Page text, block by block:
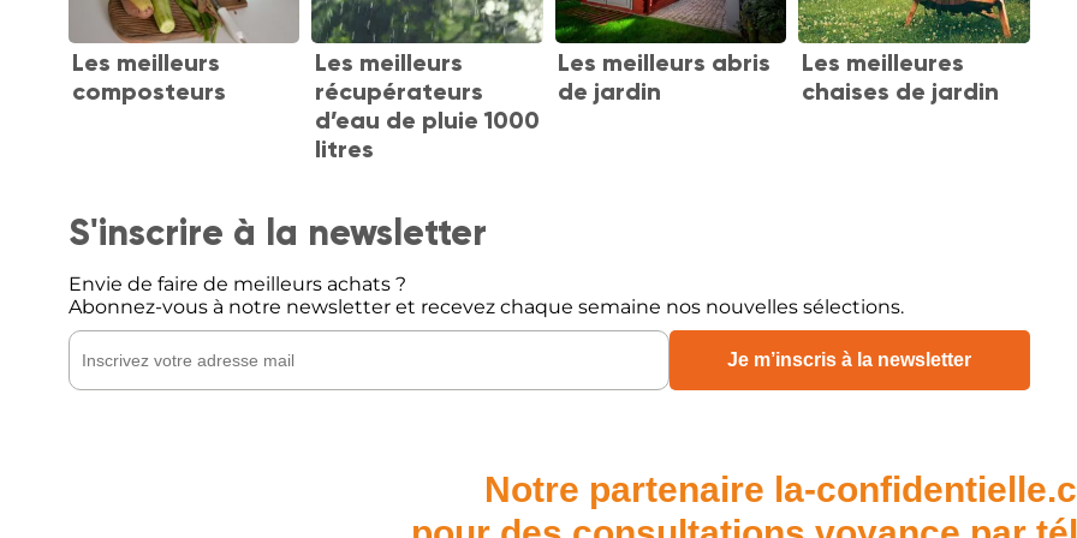
Les meilleurs
composteurs
Les meilleurs
récupérateurs
d’eau de pluie 1000
litres
Les meilleurs abris
de jardin
Les meilleures
chaises de jardin
S'inscrire à la newsletter
Envie de faire de meilleurs achats ?
Abonnez-vous à notre newsletter et recevez chaque semaine nos nouvelles sélections.
Notre partenaire la-